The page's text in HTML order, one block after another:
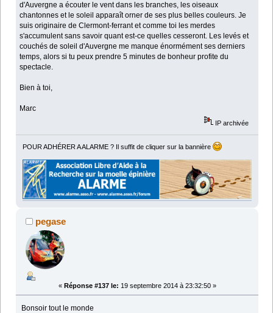
d'Auvergne a écouter le vent dans les branches, les oiseaux
chantonnes et le soleil apparaît orner de ses plus belles couleurs. Je
suis originaire de Clermont-ferrant et comme toi les merdes
s'accumulent sans savoir quant est-ce quelles cesseront. Les levés et
couchés de soleil d'Auvergne me manque énormément ses derniers
temps, alors si tu peux prendre 5 minutes de bonheur profite du
spectacle.
Bien à toi,
Marc
IP archivée
POUR ADHÉRER A ALARME ? Il suffit de cliquer sur la bannière
pegase
« Réponse #137 le: 19 septembre 2014 à 23:32:50 »
Bonsoir tout le monde